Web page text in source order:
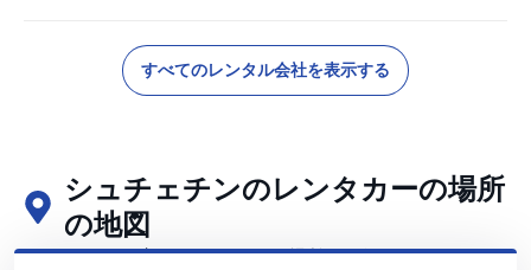
すべてのレンタル会社を表示する
シュチェチンのレンタカーの場所
の地図
シュチェチンの主要なレンタカーの場所をご覧ください